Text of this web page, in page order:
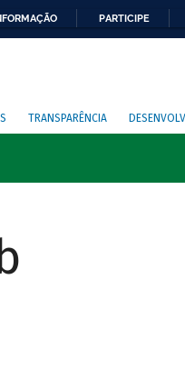
PARTICIPE
TRANSPARÊNCIA